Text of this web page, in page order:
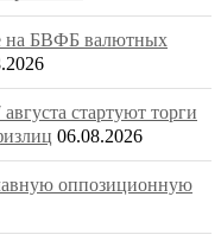
на БВФБ валютных
стартуют торги
06.08.2026
оппозиционную